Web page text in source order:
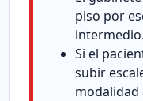
piso por
intermedio.
Si el
subir
modalidad